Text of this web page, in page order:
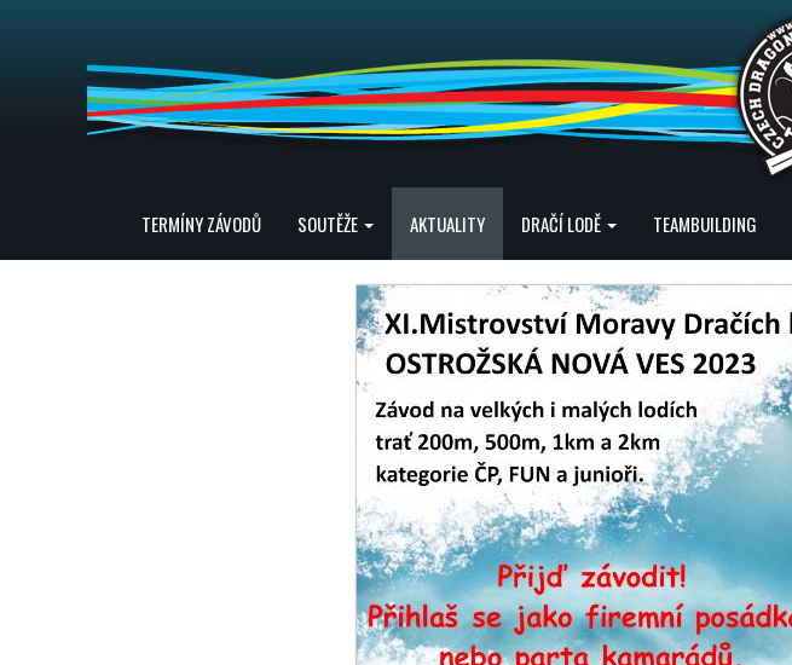
TERMÍNY ZÁVODŮ SOUTĚŽE AKTUALITY DRAČÍ LODĚ TEAMBUILDING